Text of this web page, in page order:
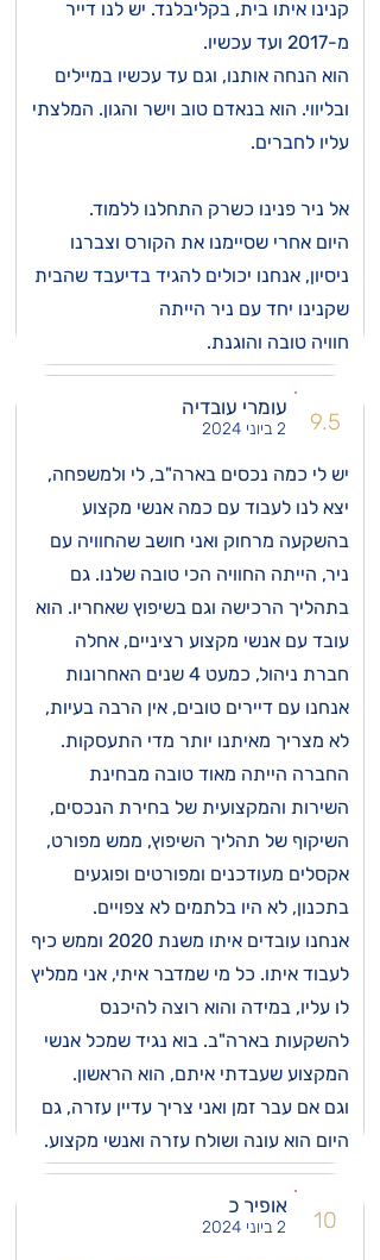
קנינו איתו בית, בקליבלנד. יש לנו דייר
מ-2017 ועד עכשיו.
הוא הנחה אותנו, וגם עד עכשיו במיילים
ובליווי. הוא בנאדם טוב וישר והגון. המלצתי
עליו לחברים.
אל ניר פנינו כשרק התחלנו ללמוד.
היום אחרי שסיימנו את הקורס וצברנו
ניסיון, אנחנו יכולים להגיד בדיעבד שהבית
שקנינו יחד עם ניר הייתה
חוויה טובה והוגנת.
2 ביוני 2024
עומרי עובדיה
9.5
יש לי כמה נכסים בארה"ב, לי ולמשפחה,
יצא לנו לעבוד עם כמה אנשי מקצוע
בהשקעה מרחוק ואני חושב שהחוויה עם
ניר, הייתה החוויה הכי טובה שלנו. גם
בתהליך הרכישה וגם בשיפוץ שאחריו. הוא
עובד עם אנשי מקצוע רציניים, אחלה
חברת ניהול, כמעט 4 שנים האחרונות
אנחנו עם דיירים טובים, אין הרבה בעיות,
לא מצריך מאיתנו יותר מדי התעסקות.
החברה הייתה מאוד טובה מבחינת
השירות והמקצועית של בחירת הנכסים,
השיקוף של תהליך השיפוץ, ממש מפורט,
אקסלים מעודכנים ומפורטים ופוגעים
בתכנון, לא היו בלתמים לא צפויים.
אנחנו עובדים איתו משנת 2020 וממש כיף
לעבוד איתו. כל מי שמדבר איתי, אני ממליץ
לו עליו, במידה והוא רוצה להיכנס
להשקעות בארה"ב. בוא נגיד שמכל אנשי
המקצוע שעבדתי איתם, הוא הראשון.
וגם אם עבר זמן ואני צריך עדיין עזרה, גם
היום הוא עונה ושולח עזרה ואנשי מקצוע.
2 ביוני 2024
אופיר כ
10